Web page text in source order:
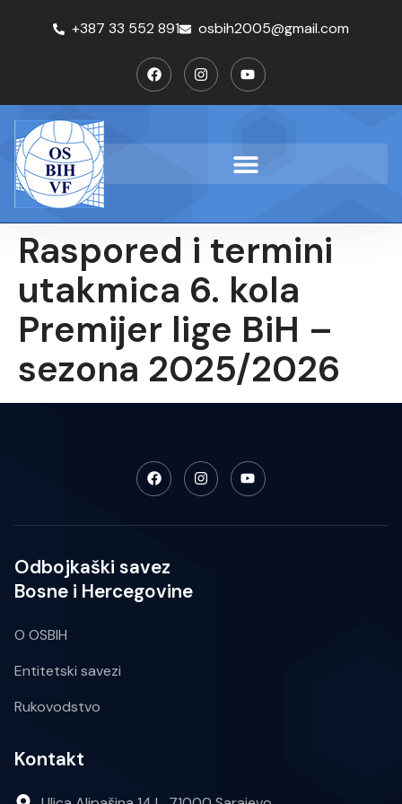
+387 33 552 891 osbih2005@gmail.com
Raspored i termini
utakmica 6. kola
Premijer lige BiH –
sezona 2025/2026
Odbojkaški savez
Bosne i Hercegovine
O OSBIH
Entitetski savezi
Rukovodstvo
Kontakt